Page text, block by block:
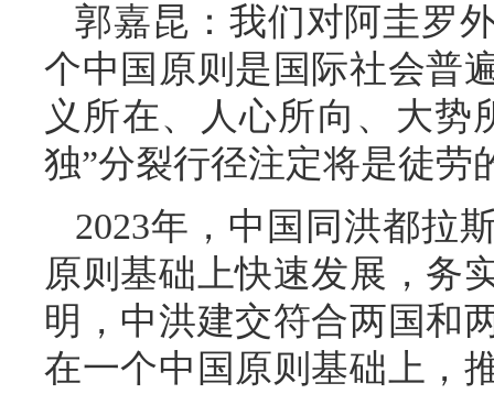
郭嘉昆：我们对阿圭罗
个中国原则是国际社会普
义所在、人心所向、大势
独”分裂行径注定将是徒劳
2023年，中国同洪都拉
原则基础上快速发展，务
明，中洪建交符合两国和
在一个中国原则基础上，